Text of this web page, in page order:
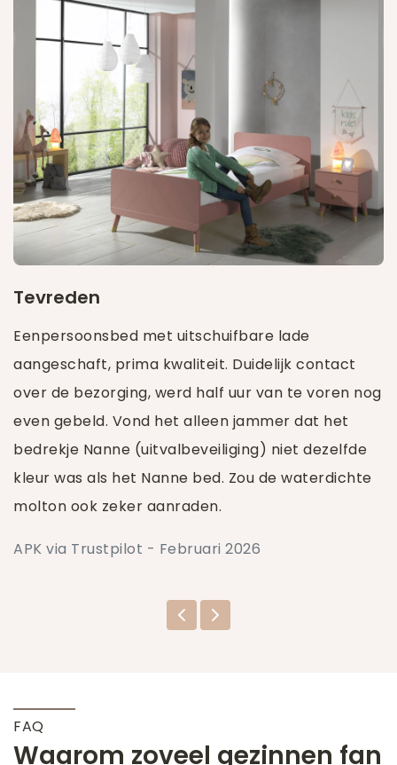
Tevreden
Eenpersoonsbed met uitschuifbare lade
aangeschaft, prima kwaliteit. Duidelijk contact
over de bezorging, werd half uur van te voren nog
even gebeld. Vond het alleen jammer dat het
bedrekje Nanne (uitvalbeveiliging) niet dezelfde
kleur was als het Nanne bed. Zou de waterdichte
molton ook zeker aanraden.
APK via Trustpilot - Februari 2026
FAQ
Waarom zoveel gezinnen fan